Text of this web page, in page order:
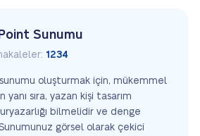
Sunumu
1234
oluşturmak için, mükemmel
sıra, yazan kişi tasarım
bilmelidir ve denge
Sunumunuz görsel olarak çekici